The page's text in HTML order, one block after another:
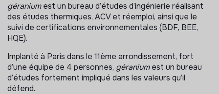
géraniumest un bureau d’études d’ingénierie réalisant
des études thermiques, ACV et réemploi, ainsi que le
suivi de certifications environnementales (BDF, BEE,
HQE).
Implanté à Paris dans le 11ème arrondissement, fort
d’une équipe de 4 personnes, géraniumest un bureau
d’études fortement impliqué dans les valeurs qu’il
défend.